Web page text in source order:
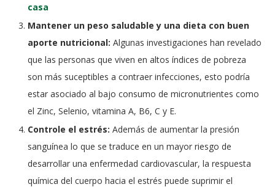
casa
Mantener un peso saludable y una dieta con buen
aporte nutricional: Algunas investigaciones han revelado
que las personas que viven en altos índices de pobreza
son más suceptibles a contraer infecciones, esto podría
estar asociado al bajo consumo de micronutrientes como
el Zinc, Selenio, vitamina A, B6, C y E.
Controle el estrés: Además de aumentar la presión
sanguínea lo que se traduce en un mayor riesgo de
desarrollar una enfermedad cardiovascular, la respuesta
química del cuerpo hacia el estrés puede suprimir el